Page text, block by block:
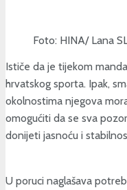
Foto: HINA/ Lana
Ističe da je tijekom
hrvatskog sporta. Ipak,
okolnostima njegova
omogućiti da se sva
donijeti jasnoću i
U poruci naglašava